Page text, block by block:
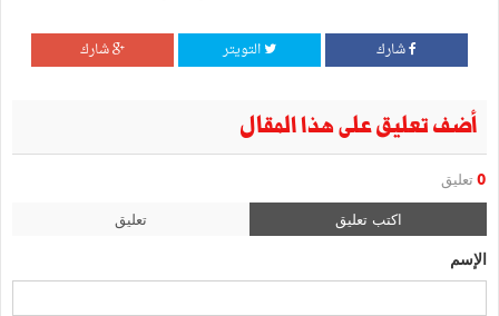
شارك التويتر شارك
أضف تعليق على هذا المقال
0 تعليق
اكتب تعليق تعليق
الإسم